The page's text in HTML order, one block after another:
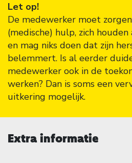
Let op!
De medewerker moet
(medische) hulp, zich
en mag niks doen dat zijn
belemmert. Is al eerder
medewerker ook in de
werken? Dan is soms een
uitkering mogelijk.
Extra informatie